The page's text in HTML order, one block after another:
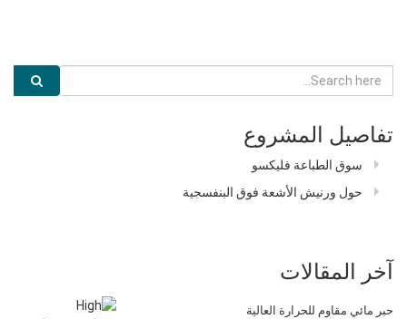
تفاصيل المشروع
سوق الطباعة فليكسو
حول ورنيش الأشعة فوق البنفسجية
آخر المقالات
حبر مائي مقاوم للحرارة العالية